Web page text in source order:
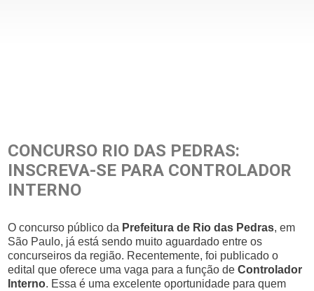
CONCURSO RIO DAS PEDRAS:
INSCREVA-SE PARA CONTROLADOR
INTERNO
O concurso público da Prefeitura de Rio das Pedras, em
São Paulo, já está sendo muito aguardado entre os
concurseiros da região. Recentemente, foi publicado o
edital que oferece uma vaga para a função deControlador
Interno. Essa é uma excelente oportunidade para quem